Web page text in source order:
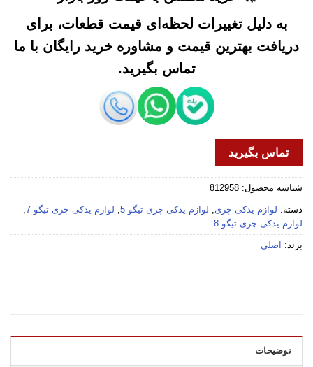
به دلیل تغییرات لحظه‌ای قیمت قطعات، برای
دریافت بهترین قیمت و مشاوره خرید رایگان با ما
تماس بگیرید.
تماس بگیرید
شناسه محصول: 812958
دسته: لوازم یدکی چری, لوازم یدکی چری تیگو 5 , لوازم یدکی چری تیگو 7
,
لوازم یدکی چری تیگو 8
برند: اصلی
توضیحات